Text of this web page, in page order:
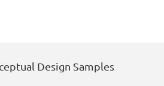
Design Samples